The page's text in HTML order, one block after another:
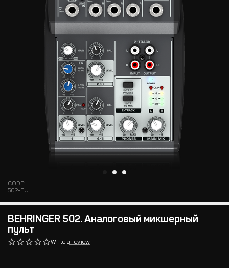
CODE:
502-EU
BEHRINGER 502. Аналоговый микшерный
пульт
Write a review